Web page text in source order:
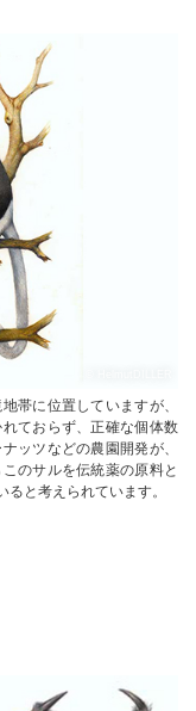
帯に位置していますが、
ておらず、正確な個体数
ッツなどの農園開発が、
のサルを伝統薬の原料と
と考えられています。